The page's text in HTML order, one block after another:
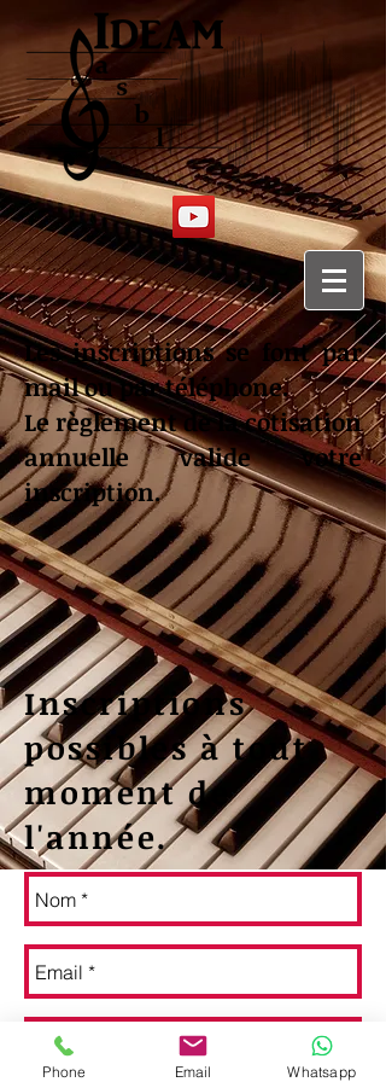
Les inscriptions se font par
mail ou par téléphone.
Le règlement de la cotisation
annuelle valide votre
inscription.
Inscriptions
possibles à tout
moment de
l'année.
Phone Email Whatsapp